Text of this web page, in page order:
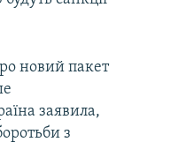
новий пакет
заявила,
з